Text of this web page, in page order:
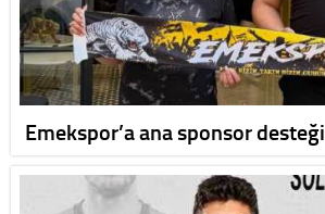
Emekspor’a ana sponsor desteği